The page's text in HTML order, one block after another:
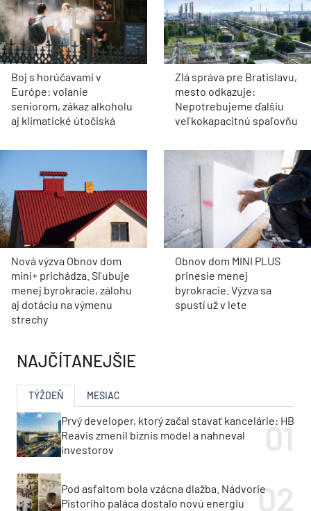
Boj s horúčavami v
Európe: volanie
seniorom, zákaz alkoholu
aj klimatické útočiská
Zlá správa pre Bratislavu,
mesto odkazuje:
Nepotrebujeme ďalšiu
veľkokapacitnú spaľovňu
Nová výzva Obnov dom
mini+ prichádza. Sľubuje
menej byrokracie, zálohu
aj dotáciu na výmenu
strechy
Obnov dom MINI PLUS
prinesie menej
byrokracie. Výzva sa
spustí už v lete
NAJČÍTANEJŠIE
TÝŽDEŇ MESIAC
Prvý developer, ktorý začal stavať kancelárie: HB
Reavis zmenil biznis model a nahneval
investorov
Pod asfaltom bola vzácna dlažba. Nádvorie
Pistoriho paláca dostalo novú energiu